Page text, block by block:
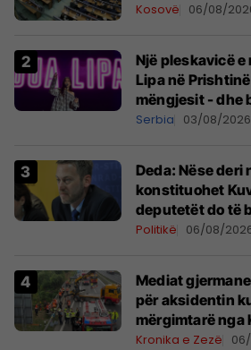
Kosovë 06/08/
Një pleskavicë e
Lipa në
mëngjesit - dhe
shpall gjendjen e
Serbia 03/08/2026
Deda: Nëse deri
konstituohet
deputetët do të
rëndë
Politikë 06/08/
Mediat
për aksidentin
mërgimtarë nga
Ferizajt
Kronika e Zezë